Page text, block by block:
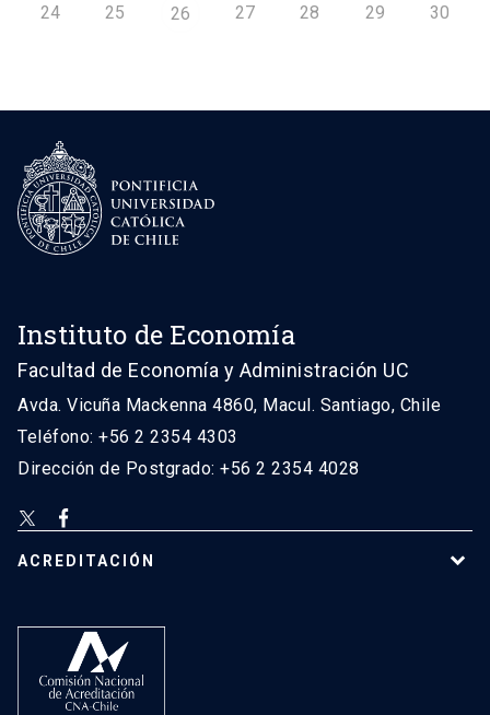
24 25 26 27 28 29 30
Instituto de Economía
Facultad de Economía y Administración UC
Avda. Vicuña Mackenna 4860, Macul. Santiago, Chile
Teléfono: +56 2 2354 4303
Dirección de Postgrado: +56 2 2354 4028
ACREDITACIÓN